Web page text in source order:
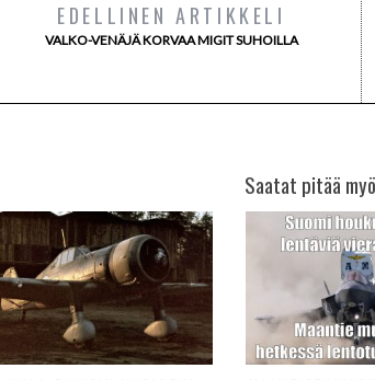
EDELLINEN ARTIKKELI
VALKO-VENÄJÄ KORVAA MIGIT SUHOILLA
Saatat pitää